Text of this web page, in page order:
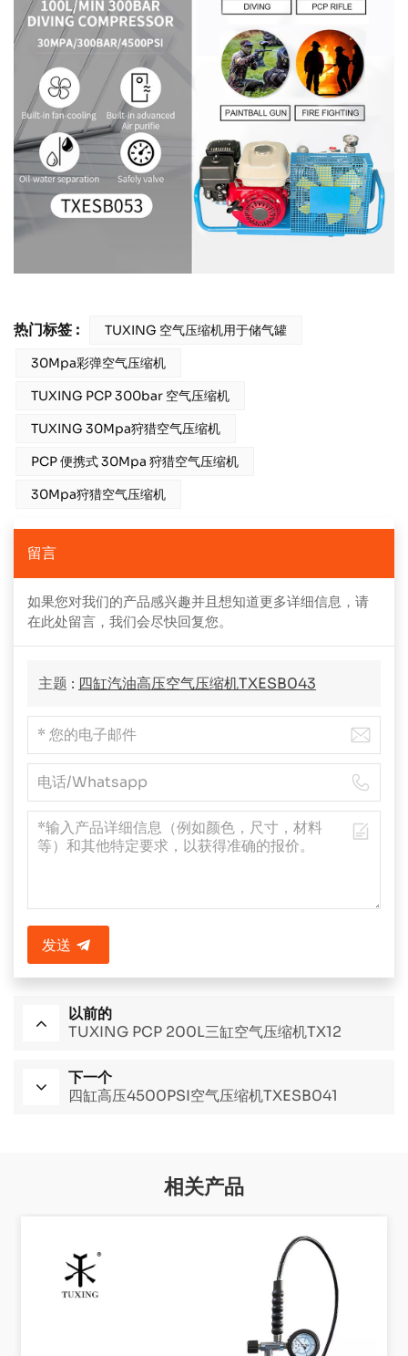
热门标签 :
TUXING 空气压缩机用于储气罐
30Mpa彩弹空气压缩机
TUXING PCP 300bar 空气压缩机
TUXING 30Mpa狩猎空气压缩机
PCP 便携式 30Mpa 狩猎空气压缩机
30Mpa狩猎空气压缩机
留言
如果您对我们的产品感兴趣并且想知道更多详细信息，请
在此处留言，我们会尽快回复您。
主题 : 四缸汽油高压空气压缩机TXESB043
发送
以前的
TUXING PCP 200L三缸空气压缩机TX12
下一个
四缸高压4500PSI空气压缩机TXESB041
相关产品